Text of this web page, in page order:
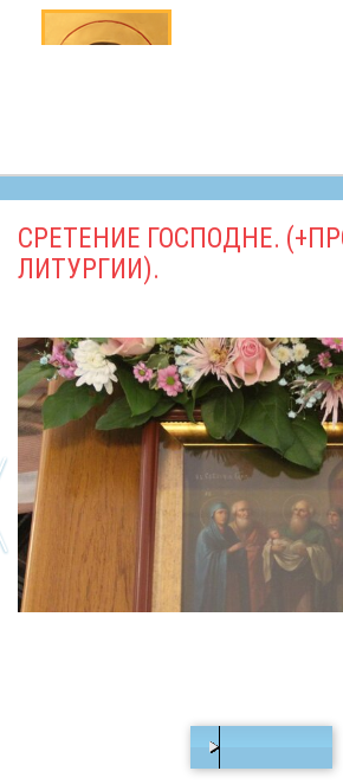
СРЕТЕНИЕ ГОСПОДНЕ.
ЛИТУРГИИ).